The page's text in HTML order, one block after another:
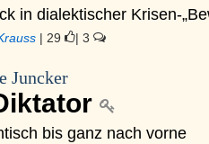
in dialektischer Krisen-
| 29 | 3
Juncker
bis ganz nach vorne